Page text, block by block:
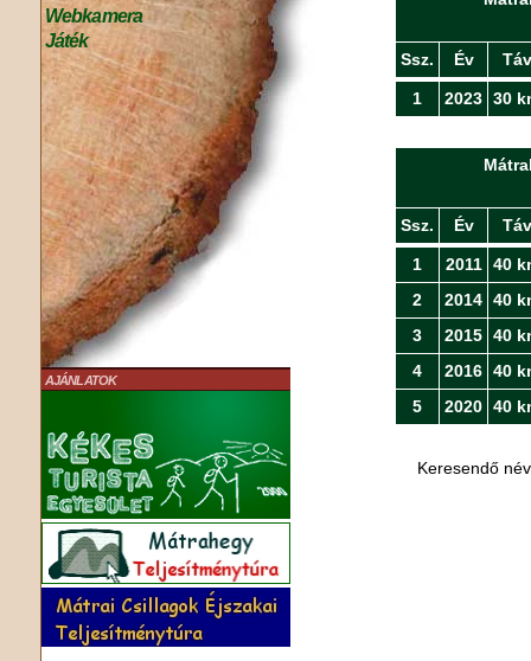
Webkamera
Játék
AJÁNLATOK
Ssz. Év Táv
1 2023 30
Ssz. Év Táv
1 2011 40
2
2014 40
3
2015 40
4
2016 40
5
2020 40
Keresendő